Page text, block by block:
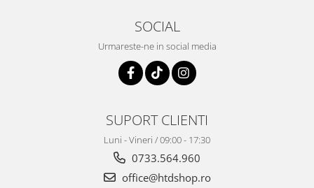
SOCIAL
Urmareste-ne in social media
SUPORT CLIENTI
Luni - Vineri / 09:00 - 17:30
0733.564.960
office@htdshop.ro